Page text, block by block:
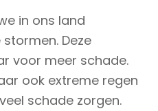
in ons land
Deze
voor meer schade.
ook extreme regen
schade zorgen.